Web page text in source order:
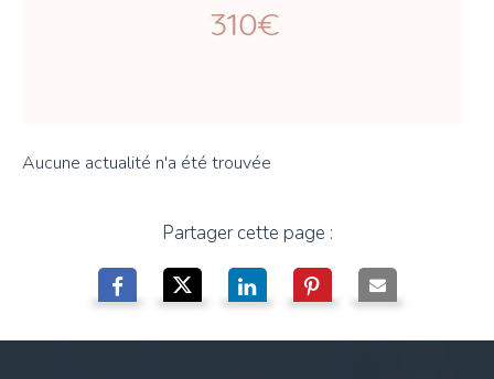
Aucune actualité n'a été trouvée
Partager cette page :